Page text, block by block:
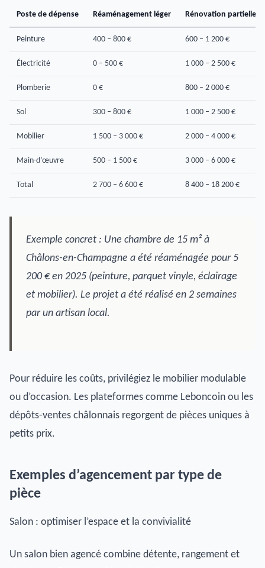
Poste de dépense Réaménagement léger Rénovation partielle
Peinture 400 – 800 € 600 – 1 200 €
Électricité 0 – 500 € 1 000 – 2 500 €
Plomberie 0 € 800 – 2 000 €
Sol 300 – 800 € 1 000 – 2 500 €
Mobilier 1 500 – 3 000 € 2 000 – 4 000 €
Main-d’œuvre 500 – 1 500 € 3 000 – 6 000 €
Total 2 700 – 6 600 € 8 400 – 18 200 €
Exemple concret : Une chambre de 15 m² à
Châlons-en-Champagne a été réaménagée pour 5
200 € en 2025 (peinture, parquet vinyle, éclairage
et mobilier). Le projet a été réalisé en 2 semaines
par un artisan local.
Pour réduire les coûts, privilégiez le mobilier modulable
ou d’occasion. Les plateformes comme Leboncoin ou les
dépôts-ventes châlonnais regorgent de pièces uniques à
petits prix.
Exemples d’agencement par type de
pièce
Salon : optimiser l’espace et la convivialité
Un salon bien agencé combine détente, rangement et